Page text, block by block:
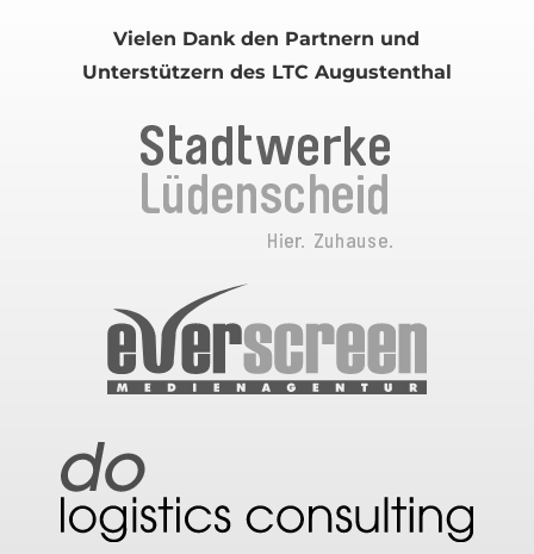
Vielen Dank den Partnern und
Unterstützern des LTC Augustenthal